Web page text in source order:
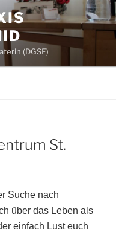
(DGSF)
St.
Suche nach
über das Leben als
einfach Lust euch